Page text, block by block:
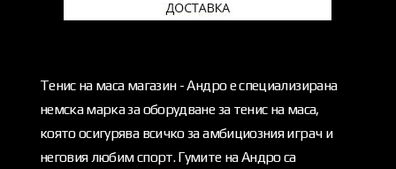
Тенис на маса магазин - Андро е специализирана
немска марка за оборудване за тенис на маса,
която осигурява всичко за амбициозния играч и
неговия любим спорт. Гумите на Андро са